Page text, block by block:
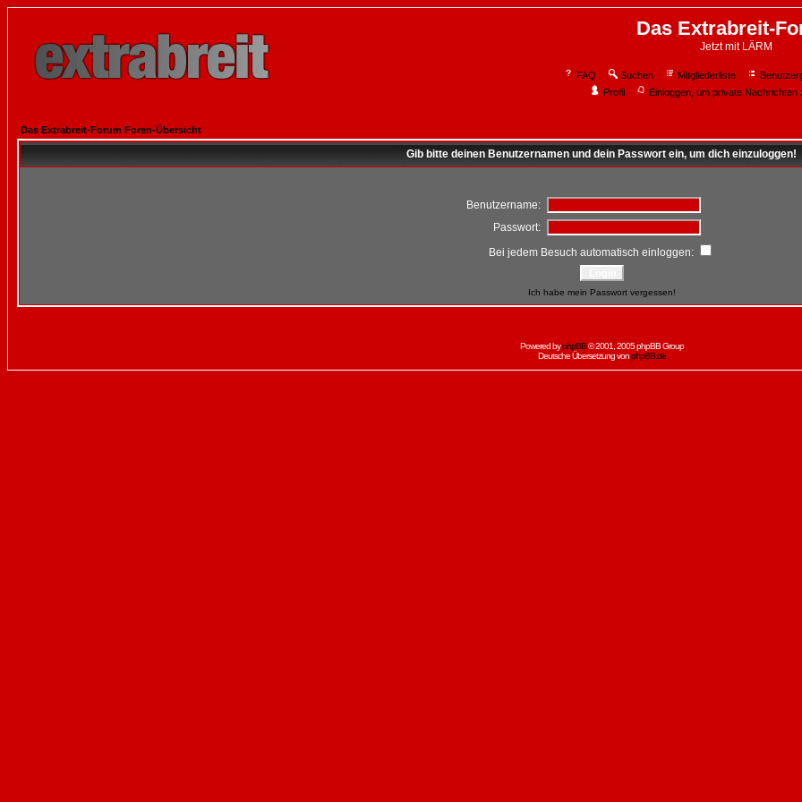
Das Extrabreit-
Jetzt mit LÄRM
FAQ Suchen Mitgliederliste
Profil
Einloggen, um private Nachrichten
Das Extrabreit-Forum Foren-Übersicht
Gib bitte deinen Benutzernamen und dein Passwort ein, um dich einzuloggen!
Benutzername:
Passwort:
Bei jedem Besuch automatisch einloggen:
Ich habe mein Passwort vergessen!
Powered byphpBB© 2001, 2005 phpBB Group
Deutsche Übersetzung vonphpBB.de